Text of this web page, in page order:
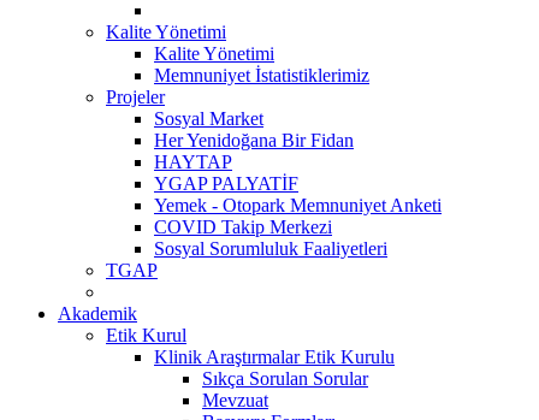
Kalite Yönetimi
Kalite Yönetimi
Memnuniyet İstatistiklerimiz
Projeler
Sosyal Market
Her Yenidoğana Bir Fidan
HAYTAP
YGAP PALYATİF
Yemek - Otopark Memnuniyet Anketi
COVID Takip Merkezi
Sosyal Sorumluluk Faaliyetleri
TGAP
Akademik
Etik Kurul
Klinik Araştırmalar Etik Kurulu
Sıkça Sorulan Sorular
Mevzuat